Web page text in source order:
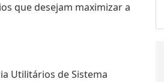
que desejam maximizar a
Utilitários de Sistema